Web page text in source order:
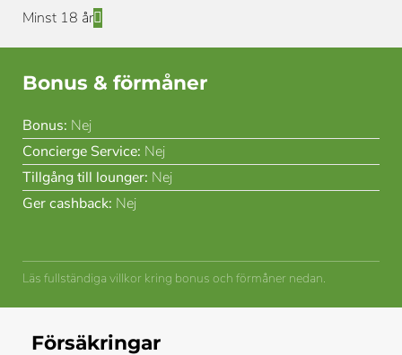
Minst 18 år
Bonus & förmåner
Bonus: Nej
Concierge Service: Nej
Tillgång till lounger: Nej
Ger cashback: Nej
Läs fullständiga villkor kring bonus och förmåner nedan.
Försäkringar